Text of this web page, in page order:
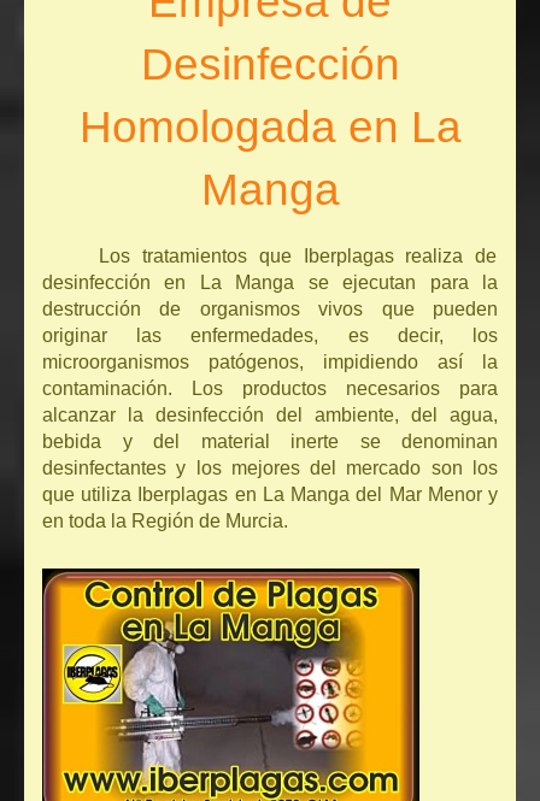
Desinfección
Homologada en La
Manga
Los tratamientos que Iberplagas realiza de
desinfección en La Manga se ejecutan para la
destrucción de organismos vivos que pueden
originar las enfermedades, es decir, los
microorganismos patógenos, impidiendo así la
contaminación. Los productos necesarios para
alcanzar la desinfección del ambiente, del agua,
bebida y del material inerte se denominan
desinfectantes y los mejores del mercado son los
que utiliza Iberplagas en La Manga del Mar Menor y
en toda la Región de Murcia.